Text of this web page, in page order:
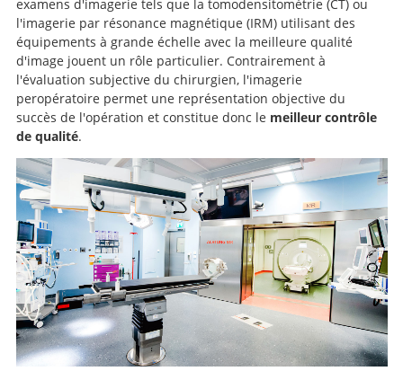
examens d'imagerie tels que la tomodensitométrie (CT) ou
l'imagerie par résonance magnétique (IRM) utilisant des
équipements à grande échelle avec la meilleure qualité
d'image jouent un rôle particulier. Contrairement à
l'évaluation subjective du chirurgien, l'imagerie
peropératoire permet une représentation objective du
succès de l'opération et constitue donc le meilleur contrôle
de qualité.